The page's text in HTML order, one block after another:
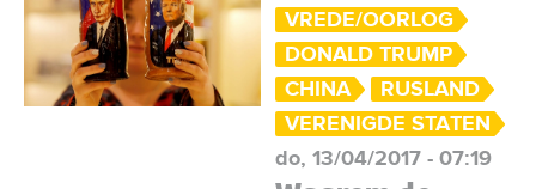
VREDE/OORLOG
DONALD TRUMP
CHINA
RUSLAND
VERENIGDE STATEN
do, 13/04/2017 - 07:19